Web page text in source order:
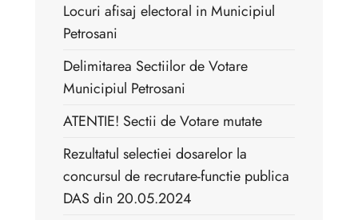
Locuri afisaj electoral in Municipiul
Petrosani
Delimitarea Sectiilor de Votare
Municipiul Petrosani
ATENTIE! Sectii de Votare mutate
Rezultatul selectiei dosarelor la
concursul de recrutare-functie publica
DAS din 20.05.2024